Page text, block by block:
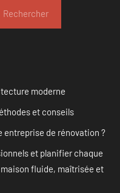
Rechercher
moderne
et conseils
entreprise de rénovation ?
et planifier chaque
maison fluide, maîtrisée et